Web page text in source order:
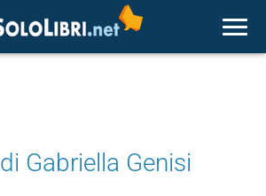
di Gabriella Genisi